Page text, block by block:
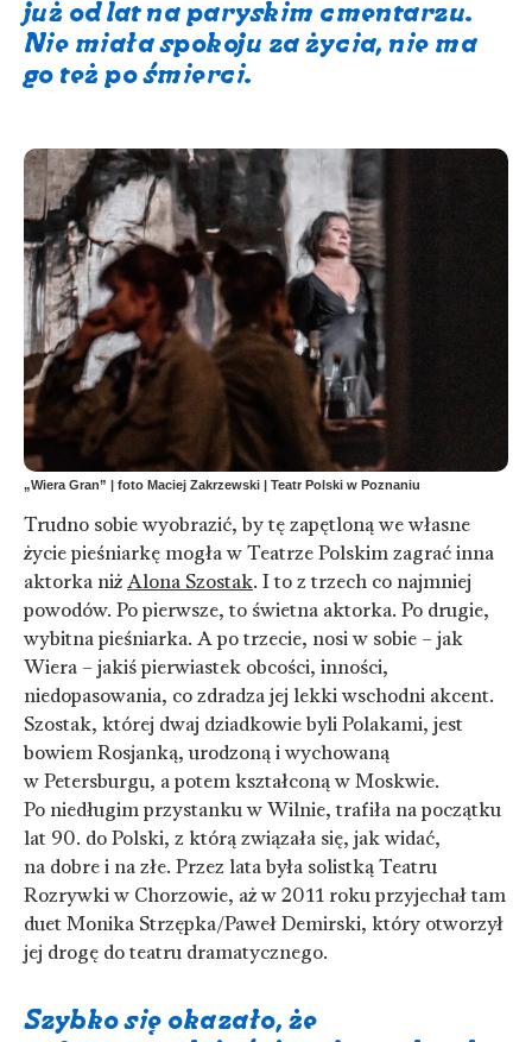
już od lat na paryskim cmentarzu.
Nie miała spokoju za życia, nie ma
go też po śmierci.
„Wiera Gran” | foto Maciej Zakrzewski | Teatr Polski w Poznaniu
Trudno sobie wyobrazić, by tę zapętloną we własne
życie pieśniarkę mogła w Teatrze Polskim zagrać inna
aktorka niż Alona Szostak. I to z trzech co najmniej
powodów. Po pierwsze, to świetna aktorka. Po drugie,
wybitna pieśniarka. A po trzecie, nosi w sobie – jak
Wiera – jakiś pierwiastek obcości, inności,
niedopasowania, co zdradza jej lekki wschodni akcent.
Szostak, której dwaj dziadkowie byli Polakami, jest
bowiem Rosjanką, urodzoną i wychowaną
w Petersburgu, a potem kształconą w Moskwie.
Po niedługim przystanku w Wilnie, trafiła na początku
lat 90. do Polski, z którą związała się, jak widać,
na dobre i na złe. Przez lata była solistką Teatru
Rozrywki w Chorzowie, aż w 2011 roku przyjechał tam
duet Monika Strzępka/Paweł Demirski, który otworzył
jej drogę do teatru dramatycznego.
Szybko się okazało, że